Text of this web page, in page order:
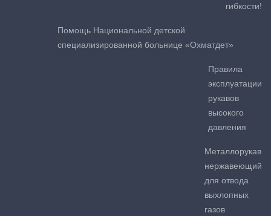
гибкости!
Помощь Национальной детской
специализированной больнице «Охматдет»
Правила
эксплуатации
рукавов
высокого
давления
Металлорукав
нержавеющий
для отвода
выхлопных
газов